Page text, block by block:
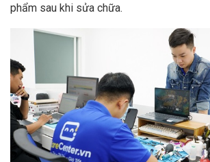
phẩm sau khi sửa chữa.